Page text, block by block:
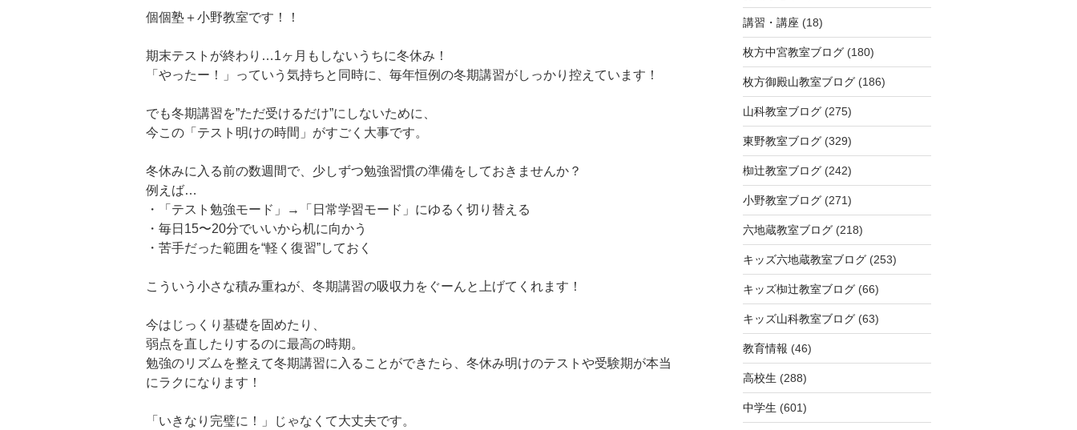
個個塾＋小野教室です！！
期末テストが終わり…1ヶ月もしないうちに冬休み！
「やったー！」っていう気持ちと同時に、毎年恒例の冬期講習がしっかり控えています！
でも冬期講習を”ただ受けるだけ”にしないために、
今この「テスト明けの時間」がすごく大事です。
冬休みに入る前の数週間で、少しずつ勉強習慣の準備をしておきませんか？
例えば…
・「テスト勉強モード」→「日常学習モード」にゆるく切り替える
・毎日15〜20分でいいから机に向かう
・苦手だった範囲を“軽く復習”しておく
こういう小さな積み重ねが、冬期講習の吸収力をぐーんと上げてくれます！
今はじっくり基礎を固めたり、
弱点を直したりするのに最高の時期。
勉強のリズムを整えて冬期講習に入ることができたら、冬休み明けのテストや受験期が本当
にラクになります！
「いきなり完璧に！」じゃなくて大丈夫です。
講習・講座 (18)
枚方中宮教室ブログ(180)
枚方御殿山教室ブログ(186)
山科教室ブログ(275)
東野教室ブログ(329)
椥辻教室ブログ(242)
小野教室ブログ(271)
六地蔵教室ブログ(218)
キッズ六地蔵教室ブログ(253)
キッズ椥辻教室ブログ(66)
キッズ山科教室ブログ(63)
教育情報 (46)
高校生 (288)
中学生 (601)